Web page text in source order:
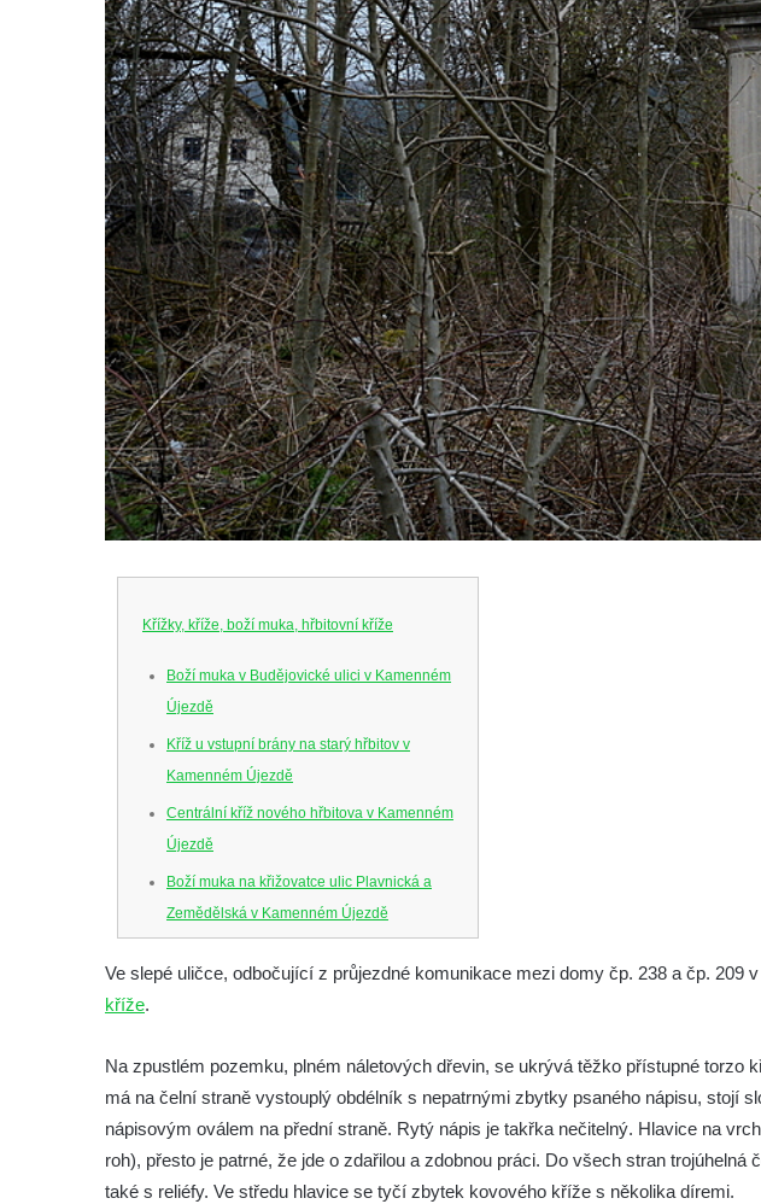
Křížky, kříže, boží muka, hřbitovní kříže
Boží muka v Budějovické ulici v Kamenném
Újezdě
Kříž u vstupní brány na starý hřbitov v
Kamenném Újezdě
Centrální kříž nového hřbitova v Kamenném
Újezdě
Boží muka na křižovatce ulic Plavnická a
Zemědělská v Kamenném Újezdě
v Kamenném Újezdě
Kříž v Dělnické ulici v Kamenném Újezdě
Boží muka na křižovatce ulic Latrán a K
Malší ve Velešíně
Centrální kříž hřbitova ve Velešíně
Ve slepé uličce, odbočující z průjezdné komunikace mezi domy čp. 238 a čp. 209
kříže.
Na zpustlém pozemku, plném náletových dřevin, se ukrývá těžko přístupné torzo
má na čelní straně vystouplý obdélník s nepatrnými zbytky psaného nápisu, stojí
nápisovým oválem na přední straně. Rytý nápis je takřka nečitelný. Hlavice na
roh), přesto je patrné, že jde o zdařilou a zdobnou práci. Do všech stran trojúhelná
také s reliéfy. Ve středu hlavice se tyčí zbytek kovového kříže s několika díremi.